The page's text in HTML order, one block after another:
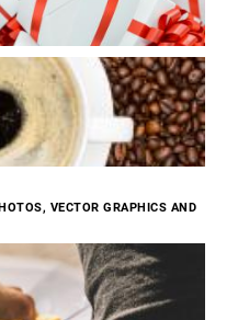
VECTOR GRAPHICS AND